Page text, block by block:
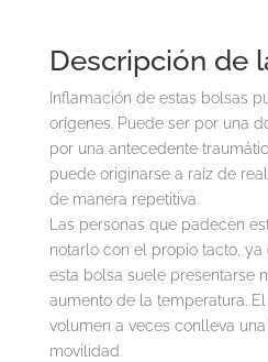
Descripción de
Inflamación de estas bolsas
orígenes. Puede ser por una
por una antecedente
puede originarse a raíz de
de manera repetitiva.
Las personas que padecen
notarlo con el propio tacto,
esta bolsa suele presentarse
aumento de la temperatura.
volumen a veces conlleva
movilidad.